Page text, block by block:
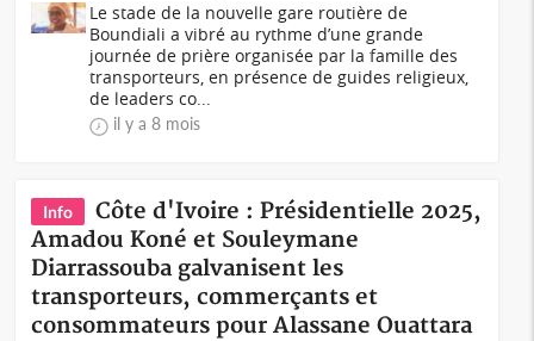
Le stade de la nouvelle gare routière de
Boundiali a vibré au rythme d’une grande
journée de prière organisée par la famille des
transporteurs, en présence de guides religieux,
de leaders co...
il y a 8 mois
Info
Côte d'Ivoire : Présidentielle 2025,
Amadou Koné et Souleymane
Diarrassouba galvanisent les
transporteurs, commerçants et
consommateurs pour Alassane Ouattara